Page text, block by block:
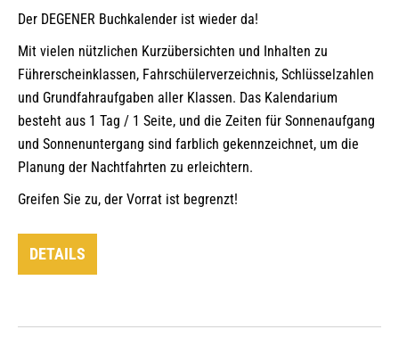
Der DEGENER Buchkalender ist wieder da!
Mit vielen nützlichen Kurzübersichten und Inhalten zu
Führerscheinklassen, Fahrschülerverzeichnis, Schlüsselzahlen
und Grundfahraufgaben aller Klassen. Das Kalendarium
besteht aus 1 Tag / 1 Seite, und die Zeiten für Sonnenaufgang
und Sonnenuntergang sind farblich gekennzeichnet, um die
Planung der Nachtfahrten zu erleichtern.
Greifen Sie zu, der Vorrat ist begrenzt!
DETAILS